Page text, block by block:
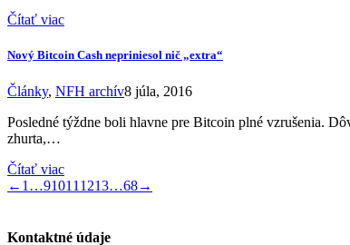
Čítať viac
Nový Bitcoin Cash nepriniesol nič „extra“
Články, NFH archív8 júla, 2016
Posledné týždne boli hlavne pre Bitcoin plné vzrušenia.
zhurta,…
Čítať viac
← 1 …91011 1213…68→
Kontaktné údaje